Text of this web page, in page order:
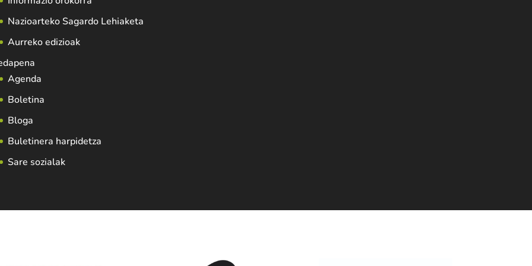
Nazioarteko Sagardo Lehiaketa
Aurreko edizioak
Agenda
Boletina
Bloga
Buletinera harpidetza
Sare sozialak